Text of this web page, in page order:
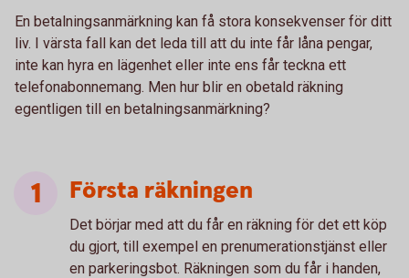
En betalningsanmärkning kan få stora konsekvenser för ditt
liv. I värsta fall kan det leda till att du inte får låna pengar,
inte kan hyra en lägenhet eller inte ens får teckna ett
telefonabonnemang. Men hur blir en obetald räkning
egentligen till en betalningsanmärkning?
Första räkningen
Det börjar med att du får en räkning för det ett köp
du gjort, till exempel en prenumerationstjänst eller
en parkeringsbot. Räkningen som du får i handen,